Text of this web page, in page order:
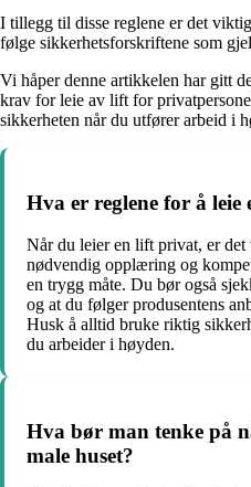
I tillegg til disse reglene er det
følge sikkerhetsforskriftene som
Vi håper denne artikkelen har gitt
krav for leie av lift for
sikkerheten når du utfører arbeid i
Hva er reglene for å
Når du leier en lift privat, er
nødvendig opplæring og
en trygg måte. Du bør også
og at du følger produsentens
Husk å alltid bruke riktig
du arbeider i høyden.
Hva bør man tenke på
male huset?